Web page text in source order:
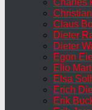
Christian
Claus
Dieter
Dieter
Egon
Elio
Elsa
Erich
Erik